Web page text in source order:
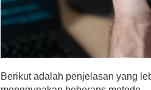
Berikut adalah penjelasan yang